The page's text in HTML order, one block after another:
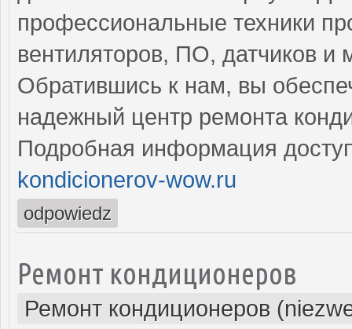
профессиональные техники
вентиляторов, ПО, датчиков и
Обратившись к нам, вы
надежный центр ремонта
Подробная информация
kondicionerov-wow.ru
odpowiedz
Ремонт кондиционеров
Ремонт кондиционеров